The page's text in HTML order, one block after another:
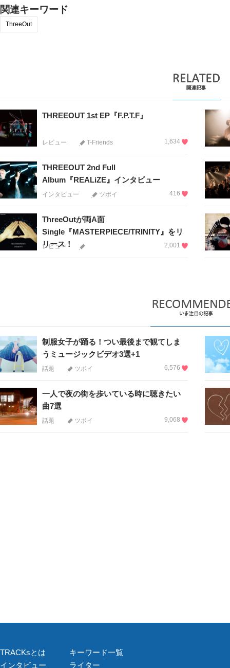
関連キーワード
ThreeOut
THREEOUT 1st EP『F.P.T.F』
レビュー T-Friends 1,634
THREEOUT 2nd Full
Album『REALiZE』インタビュー
インタビュー ツボイ 416
ThreeOutが両A面
Single『MASTERPIECE/TRINITY』をリ
リース！
レビュー 2,001
制服女子が踊る！つい最後まで観てしま
うミュージックビデオ3選+1
話題 ツボイ 6,576
一人で夜の街を歩いている時に聴きたい
曲7選
話題 ツボイ 9,068
TRACKsとは
インタビュー
キーワード一覧
ライター